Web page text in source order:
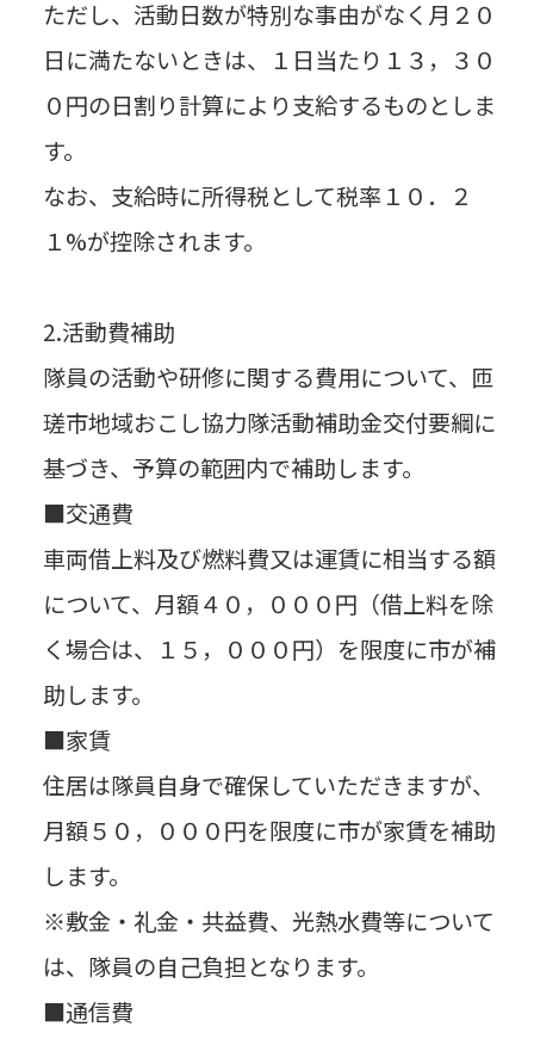
ただし、活動日数が特別な事由がなく月２０
日に満たないときは、１日当たり１３，３０
０円の日割り計算により支給するものとしま
す。
なお、支給時に所得税として税率１０．２
１%が控除されます。
2.活動費補助
隊員の活動や研修に関する費用について、匝
瑳市地域おこし協力隊活動補助金交付要綱に
基づき、予算の範囲内で補助します。
■交通費
車両借上料及び燃料費又は運賃に相当する額
について、月額４０，０００円（借上料を除
く場合は、１５，０００円）を限度に市が補
助します。
■家賃
住居は隊員自身で確保していただきますが、
月額５０，０００円を限度に市が家賃を補助
します。
※敷金・礼金・共益費、光熱水費等について
は、隊員の自己負担となります。
■通信費